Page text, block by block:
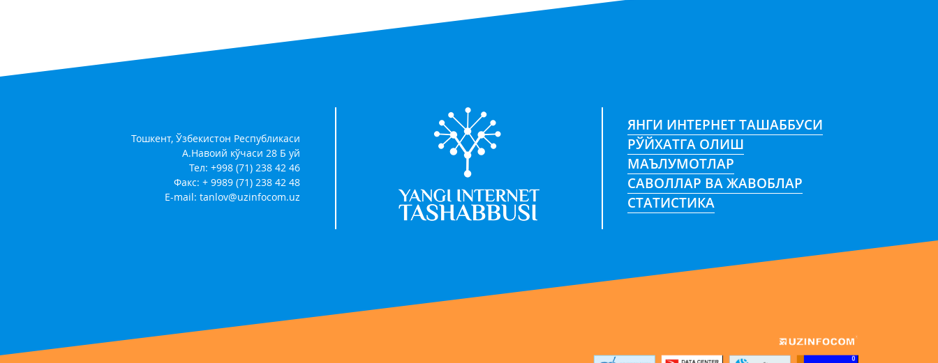
Тошкент, Ўзбекистон Республикаси
А.Навоий кўчаси 28 Б уй
Тел: +998 (71) 238 42 46
Факс: + 9989 (71) 238 42 48
E-mail:tanlov@uzinfocom.uz
ЯНГИ ИНТЕРНЕТ ТАШАББУСИ
РЎЙХАТГА ОЛИШ
МАЪЛУМОТЛАР
САВОЛЛАР ВА ЖАВОБЛАР
СТАТИСТИКА